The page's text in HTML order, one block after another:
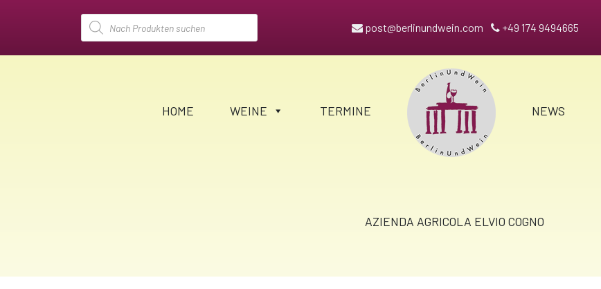
Products
search
post@berlinundwein.com +49 174 9494665
HOME WEINE TERMINE NEWS
AZIENDA AGRICOLA ELVIO COGNO